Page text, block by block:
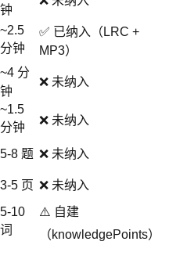
钟
~2.5
分钟
✅ 已纳入（LRC +
MP3）
~4 分
钟
❌ 未纳入
~1.5
分钟
❌ 未纳入
5-8 题 ❌ 未纳入
3-5 页 ❌ 未纳入
5-10
词
⚠️ 自建
（knowledgePoints）